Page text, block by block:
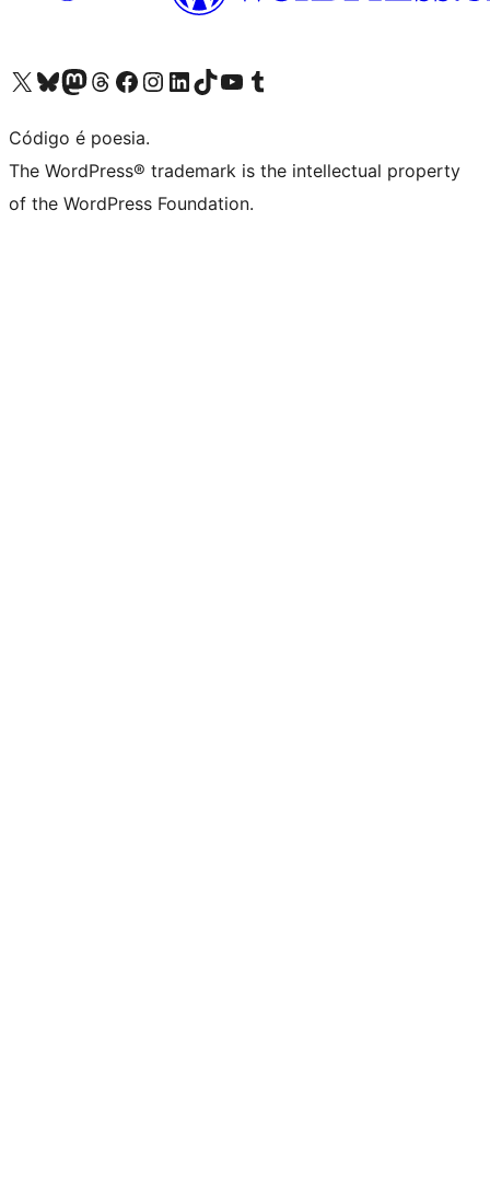
Acessar nossa conta do X (antigo Twitter)
Acessar nossa conta do Bluesky
Acessar nossa conta do Mastodon
Acessar nossa conta do Threads
Acessar nossa página do Facebook
Acessar nossa conta do Instagram
Acessar nossa conta do LinkedIn
Acessar nossa conta do TikTok
Acessar nosso canal do YouTube
Acessar nossa conta no Tumblr
Código é poesia.
The WordPress® trademark is the intellectual property
of the WordPress Foundation.